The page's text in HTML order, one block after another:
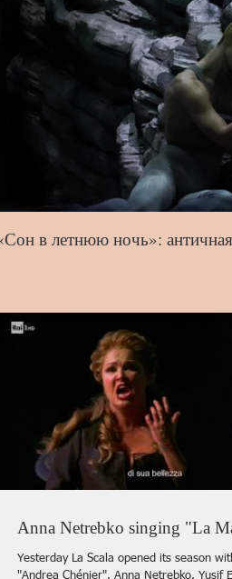
в летнюю ночь»:
Anna Netrebko singing "La
Yesterday La Scala opened its season
"Andrea Chénier". Anna Netrebko, Yusif